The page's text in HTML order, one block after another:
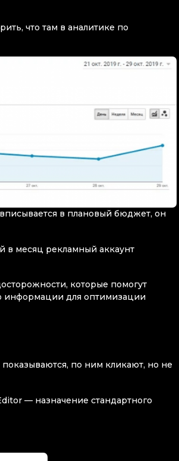
что там в аналитике по
в плановый бюджет, он
в месяц рекламный аккаунт
которые помогут
информации для оптимизации
по ним кликают, но не
— назначение стандартного